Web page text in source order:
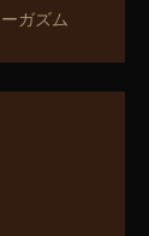
ガズム